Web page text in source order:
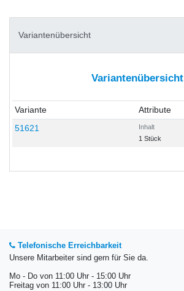
Variantenübersicht
Variantenübersicht
Variante
Attribute
51621
Inhalt
1 Stück
Telefonische Erreichbarkeit
Unsere Mitarbeiter sind gern für Sie da.
Mo - Do von 11:00 Uhr - 15:00 Uhr
Freitag von 11:00 Uhr - 13:00 Uhr